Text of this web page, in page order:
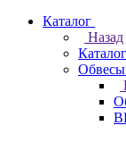
Каталог
Назад
Каталог
Обвесы